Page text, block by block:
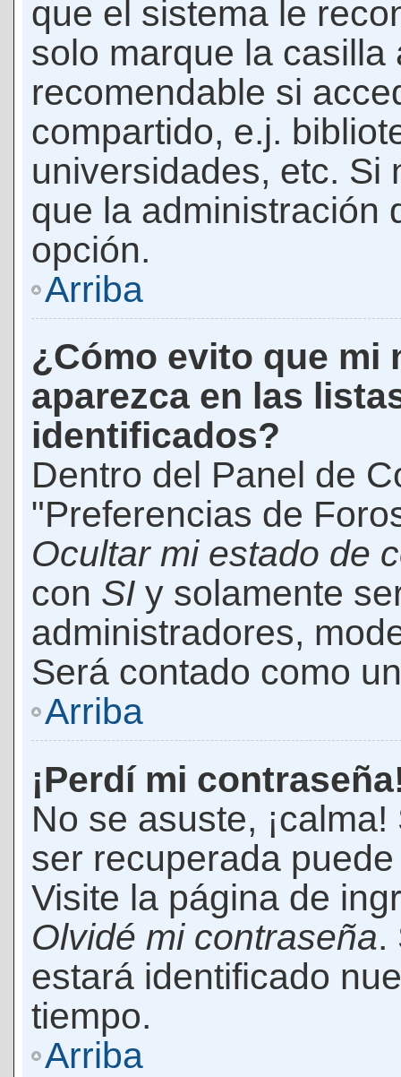
que el sistema le
solo marque la casilla
recomendable si
compartido, e.j.
universidades, etc. Si
que la administración
opción.
Arriba
¿Cómo evito que mi
aparezca en las
identificados?
Dentro del Panel de
"Preferencias de
Ocultar mi estado de
con SI y solamente
administradores,
Será contado como
Arriba
¡Perdí mi
No se asuste,
ser recuperada
Visite la página de
Olvidé mi contraseña.
estará identificado
tiempo.
Arriba